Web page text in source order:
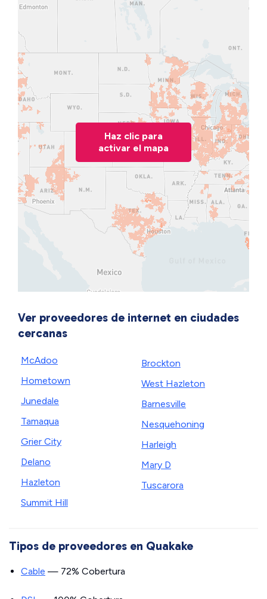
Haz clic para
activar el mapa
Ver proveedores de internet en ciudades
cercanas
McAdoo
Hometown
Junedale
Tamaqua
Grier City
Delano
Hazleton
Summit Hill
Brockton
West Hazleton
Barnesville
Nesquehoning
Harleigh
Mary D
Tuscarora
Tipos de proveedores en Quakake
Cable — 72% Cobertura